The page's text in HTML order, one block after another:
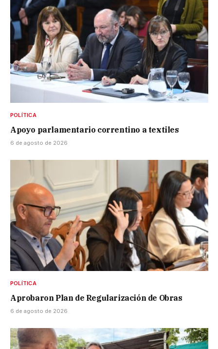
POLÍTICA
Apoyo parlamentario correntino a textiles
6 de agosto de 2026
POLÍTICA
Aprobaron Plan de Regularización de Obras
6 de agosto de 2026